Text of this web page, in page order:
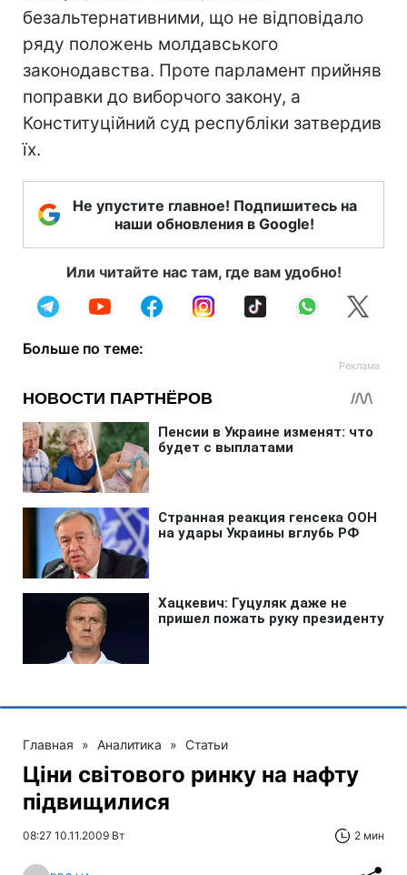
безальтернативними, що не відповідало
ряду положень молдавського
законодавства. Проте парламент прийняв
поправки до виборчого закону, а
Конституційний суд республіки затвердив
їх.
Не упустите главное! Подпишитесь на
наши обновления в Google!
Или читайте нас там, где вам удобно!
Больше по теме:
Главная » Аналитика » Статьи
Ціни світового ринку на нафту
підвищилися
08:27 10.11.2009 Вт 2 мин